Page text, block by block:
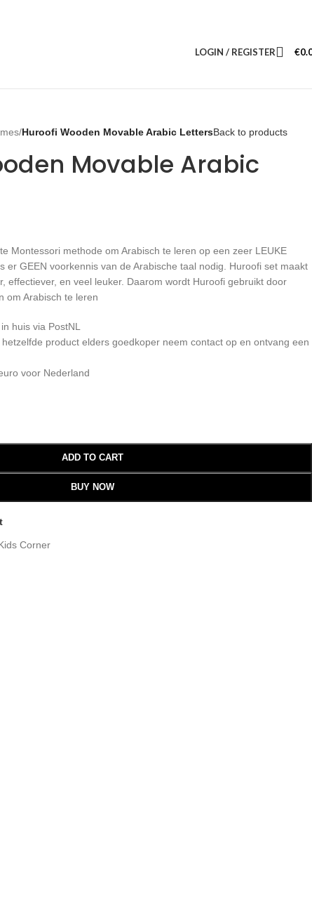
LOGIN / REGISTER €
/Huroofi Wooden Movable Arabic LettersBack to products
Movable Arabic
Montessori methode om Arabisch te leren op een zeer LEUKE
er GEEN voorkennis van de Arabische taal nodig. Huroofi set maakt
effectiever, en veel leuker. Daarom wordt Huroofi gebruikt door
om Arabisch te leren
huis via PostNL
product elders goedkoper neem contact op en ontvang een
voor Nederland
ADD TO CART
BUY NOW
Corner